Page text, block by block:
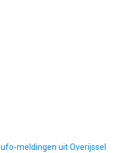
ufo-meldingen uit Overijssel